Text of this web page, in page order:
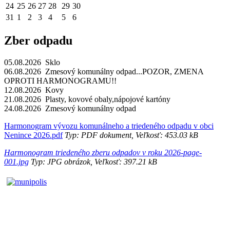
24 25 26 27 28 29 30
31 1 2 3 4 5 6
Zber odpadu
05.08.2026 Sklo
06.08.2026 Zmesový komunálny odpad...POZOR, ZMENA
OPROTI HARMONOGRAMU!!
12.08.2026 Kovy
21.08.2026 Plasty, kovové obaly,nápojové kartóny
24.08.2026 Zmesový komunálny odpad
Harmonogram vývozu komunálneho a triedeného odpadu v obci
Nenince 2026.pdfTyp: PDF dokument, Veľkosť: 453.03 kB
Harmonogram triedeného zberu odpadov v roku 2026-page-
001.jpg Typ: JPG obrázok, Veľkosť: 397.21 kB